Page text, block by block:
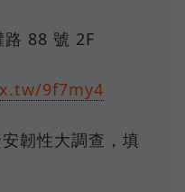
路 88 號 2F
9f7my4
韌性大調查，填